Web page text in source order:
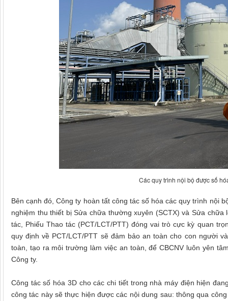
Các quy trình nội bộ được số
Bên cạnh đó, Công ty hoàn tất công tác số hóa các quy trình nội
nghiệm thu thiết bị Sửa chữa thường xuyên (SCTX) và Sửa
tác, Phiếu Thao tác (PCT/LCT/PTT) đóng vai trò cực kỳ quan
quy định về PCT/LCT/PTT sẽ đảm bảo an toàn cho con người
toàn, tạo ra môi trường làm việc an toàn, để CBCNV luôn yên
Công ty.
Công tác số hóa 3D cho các chi tiết trong nhà máy điện hiện
công tác này sẽ thực hiện được các nội dung sau: thông qua